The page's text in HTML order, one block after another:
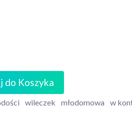
do Koszyka
wileczek młodomowa w